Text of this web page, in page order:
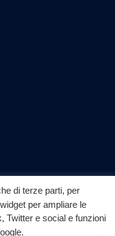
▶
di terze parti, per
per ampliare le
Twitter e social e funzioni